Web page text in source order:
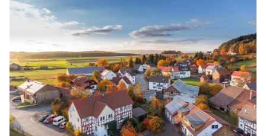
ONLINE-TERMINANFRAGE
ONLINE-AKTE
ONLINE-TERMINANFRAGE
ONLINE-AKTE